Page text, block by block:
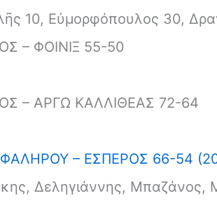
10, Εὐμορφόπουλος 30,
– ΦΟΙΝΙΞ 55-50
– ΑΡΓΩ ΚΑΛΛΙΘΕΑΣ 72-64
– ΕΣΠΕΡΟΣ 66-54
Δεληγιάννης, Μπαζάνος,